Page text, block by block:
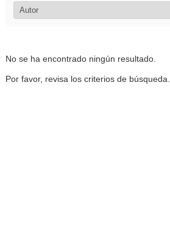
No se ha encontrado ningún resultado.
Por favor, revisa los criterios de búsqueda.